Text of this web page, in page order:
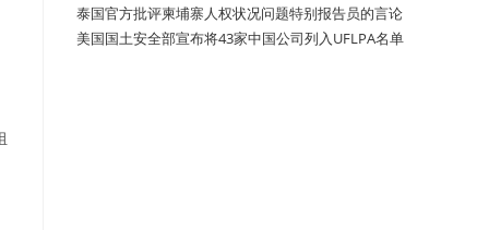
泰国官方批评柬埔寨人权状况问题特别报告员的言论
美国国土安全部宣布将43家中国公司列入UFLPA名单